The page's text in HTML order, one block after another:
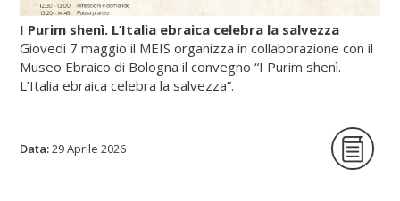
I Purim shenì. L’Italia ebraica celebra la salvezza
Giovedì 7 maggio il MEIS organizza in collaborazione con il
Museo Ebraico di Bologna il convegno “I Purim shenì.
L’Italia ebraica celebra la salvezza”.
La giornata di studi intende per la prima
volta indagare origine, circostanze storiche
Data:29 Aprile 2026